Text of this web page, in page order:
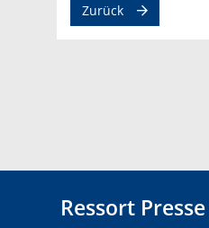
Zurück
Ressort Presse